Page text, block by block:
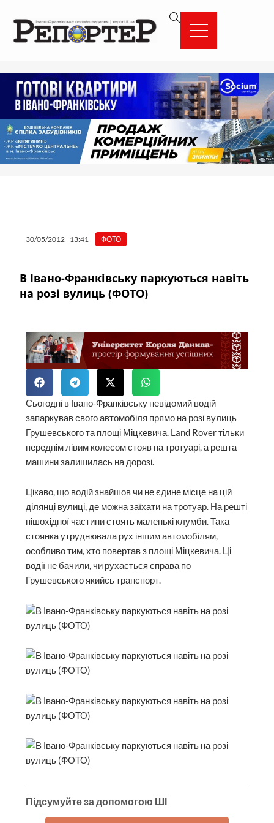
вмісту
30/05/2012 13:41 ФОТО
В Івано-Франківську паркуються навіть
на розі вулиць (ФОТО)
Сьогодні в Івано-Франківську невідомий водій
запаркував свого автомобіля прямо на розі вулиць
Грушевського та площі Міцкевича. Land Rover тільки
переднім лівим колесом стояв на тротуарі, а решта
машини залишилась на дорозі.
Цікаво, що водій знайшов чи не єдине місце на цій
ділянці вулиці, де можна заїхати на тротуар. На решті
пішохідної частини стоять маленькі клумби. Така
стоянка утруднювала рух іншим автомобілям,
особливо тим, хто повертав з площі Міцкевича. Ці
водії не бачили, чи рухається справа по
Грушевського якийсь транспорт.
Підсумуйте за допомогою ШІ